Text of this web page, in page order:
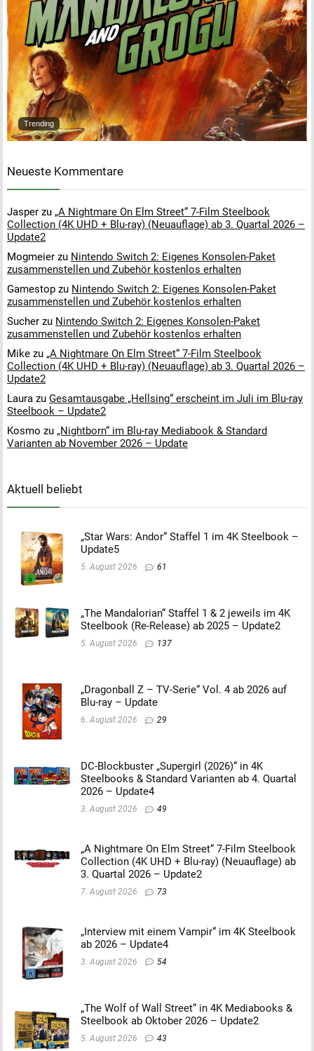
Trending
Neueste Kommentare
Jasper zu „A Nightmare On Elm Street“ 7-Film Steelbook
Collection (4K UHD + Blu-ray) (Neuauflage) ab 3. Quartal 2026 –
Update2
Mogmeier zu Nintendo Switch 2: Eigenes Konsolen-Paket
zusammenstellen und Zubehör kostenlos erhalten
Gamestop zu Nintendo Switch 2: Eigenes Konsolen-Paket
zusammenstellen und Zubehör kostenlos erhalten
Sucher zu Nintendo Switch 2: Eigenes Konsolen-Paket
zusammenstellen und Zubehör kostenlos erhalten
Mike zu „A Nightmare On Elm Street“ 7-Film Steelbook
Collection (4K UHD + Blu-ray) (Neuauflage) ab 3. Quartal 2026 –
Update2
Laura zu Gesamtausgabe „Hellsing“ erscheint im Juli im Blu-ray
Steelbook – Update2
Kosmo zu „Nightborn“ im Blu-ray Mediabook & Standard
Varianten ab November 2026 – Update
Aktuell beliebt
„Star Wars: Andor“ Staffel 1 im 4K Steelbook –
Update5
5. August 2026 61
„The Mandalorian“ Staffel 1 & 2 jeweils im 4K
Steelbook (Re-Release) ab 2025 – Update2
5. August 2026 137
„Dragonball Z – TV-Serie“ Vol. 4 ab 2026 auf
Blu-ray – Update
6. August 2026 29
DC-Blockbuster „Supergirl (2026)“ in 4K
Steelbooks & Standard Varianten ab 4. Quartal
2026 – Update4
3. August 2026 49
„A Nightmare On Elm Street“ 7-Film Steelbook
Collection (4K UHD + Blu-ray) (Neuauflage) ab
3. Quartal 2026 – Update2
7. August 2026 73
„Interview mit einem Vampir“ im 4K Steelbook
ab 2026 – Update4
3. August 2026 54
„The Wolf of Wall Street“ in 4K Mediabooks &
Steelbook ab Oktober 2026 – Update2
5. August 2026 43